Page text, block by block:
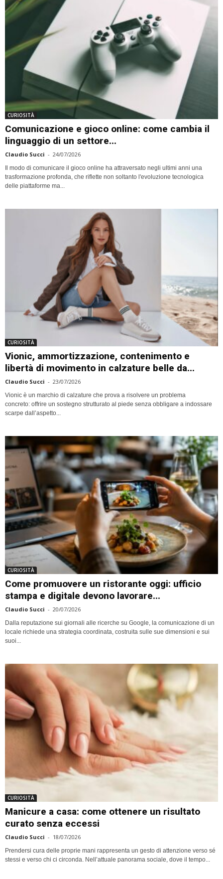
CURIOSITÀ
Comunicazione e gioco online: come cambia il
linguaggio di un settore...
Claudio Succi - 24/07/2026
Il modo di comunicare il gioco online ha attraversato negli ultimi anni una
trasformazione profonda, che riflette non soltanto l'evoluzione tecnologica
delle piattaforme ma...
CURIOSITÀ
Vionic, ammortizzazione, contenimento e
libertà di movimento in calzature belle da...
Claudio Succi - 23/07/2026
Vionic è un marchio di calzature che prova a risolvere un problema
concreto: offrire un sostegno strutturato al piede senza obbligare a indossare
scarpe dall’aspetto...
CURIOSITÀ
Come promuovere un ristorante oggi: ufficio
stampa e digitale devono lavorare...
Claudio Succi - 20/07/2026
Dalla reputazione sui giornali alle ricerche su Google, la comunicazione di un
locale richiede una strategia coordinata, costruita sulle sue dimensioni e sui
suoi...
CURIOSITÀ
Manicure a casa: come ottenere un risultato
curato senza eccessi
Claudio Succi - 18/07/2026
Prendersi cura delle proprie mani rappresenta un gesto di attenzione verso sé
stessi e verso chi ci circonda. Nell’attuale panorama sociale, dove il tempo...